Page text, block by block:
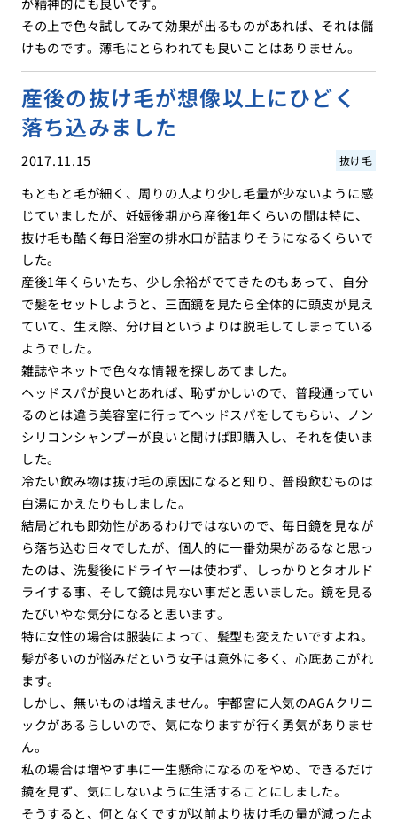
その上で色々試してみて効果が出るものがあれば、それは儲
けものです。薄毛にとらわれても良いことはありません。
産後の抜け毛が想像以上にひどく
落ち込みました
2017.11.15 抜け毛
もともと毛が細く、周りの人より少し毛量が少ないように感
じていましたが、妊娠後期から産後1年くらいの間は特に、
抜け毛も酷く毎日浴室の排水口が詰まりそうになるくらいで
した。
産後1年くらいたち、少し余裕がでてきたのもあって、自分
で髪をセットしようと、三面鏡を見たら全体的に頭皮が見え
ていて、生え際、分け目というよりは脱毛してしまっている
ようでした。
雑誌やネットで色々な情報を探しあてました。
ヘッドスパが良いとあれば、恥ずかしいので、普段通ってい
るのとは違う美容室に行ってヘッドスパをしてもらい、ノン
シリコンシャンプーが良いと聞けば即購入し、それを使いま
した。
冷たい飲み物は抜け毛の原因になると知り、普段飲むものは
白湯にかえたりもしました。
結局どれも即効性があるわけではないので、毎日鏡を見なが
ら落ち込む日々でしたが、個人的に一番効果があるなと思っ
たのは、洗髪後にドライヤーは使わず、しっかりとタオルド
ライする事、そして鏡は見ない事だと思いました。鏡を見る
たびいやな気分になると思います。
特に女性の場合は服装によって、髪型も変えたいですよね。
髪が多いのが悩みだという女子は意外に多く、心底あこがれ
ます。
しかし、無いものは増えません。宇都宮に人気のAGAクリニ
ックがあるらしいので、気になりますが行く勇気がありませ
ん。
私の場合は増やす事に一生懸命になるのをやめ、できるだけ
鏡を見ず、気にしないように生活することにしました。
そうすると、何となくですが以前より抜け毛の量が減ったよ